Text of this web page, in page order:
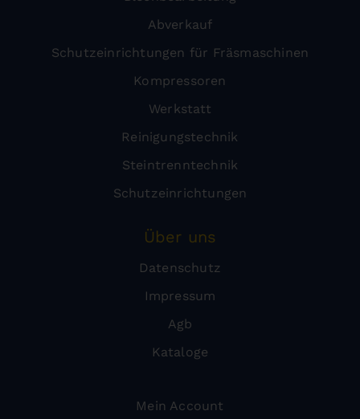
Abverkauf
Schutzeinrichtungen für Fräsmaschinen
Kompressoren
Werkstatt
Reinigungstechnik
Steintrenntechnik
Schutzeinrichtungen
Über uns
Datenschutz
Impressum
Agb
Kataloge
Mein Account